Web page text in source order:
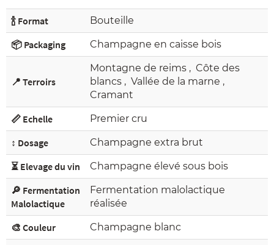
🍾 Format Bouteille
📦 Packaging Champagne en caisse bois
📍 Terroirs
Montagne de reims , Côte des
blancs , Vallée de la marne ,
Cramant
📏 Echelle Premier cru
↕️ Dosage Champagne extra brut
⏳ Elevage du vin Champagne élevé sous bois
🔎 Fermentation
Malolactique
Fermentation malolactique
réalisée
🎨 Couleur Champagne blanc